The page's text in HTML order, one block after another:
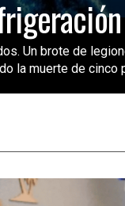
Un brote de
la muerte de cinco